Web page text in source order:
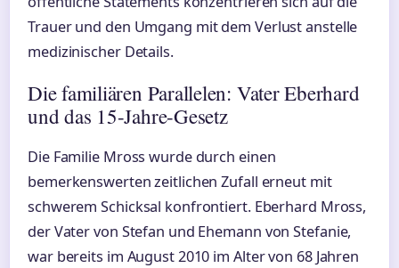
Trauer und den Umgang mit dem Verlust anstelle
medizinischer Details.
Die familiären Parallelen: Vater Eberhard
und das 15-Jahre-Gesetz
Die Familie Mross wurde durch einen
bemerkenswerten zeitlichen Zufall erneut mit
schwerem Schicksal konfrontiert. Eberhard Mross,
der Vater von Stefan und Ehemann von Stefanie,
war bereits im August 2010 im Alter von 68 Jahren